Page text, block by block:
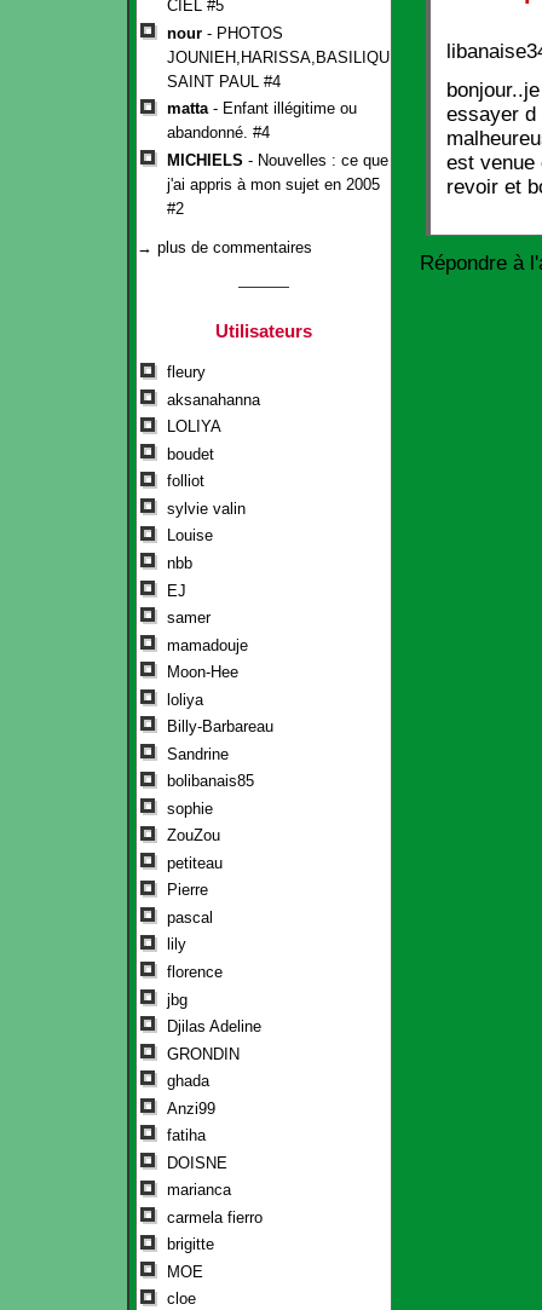
CIEL #5
nour - PHOTOS
JOUNIEH,HARISSA,BASILIQUE
SAINT PAUL #4
matta- Enfant illégitime ou
abandonné. #4
MICHIELS - Nouvelles : ce que
j'ai appris à mon sujet en 2005
#2
→ plus de commentaires
Utilisateurs
fleury
aksanahanna
LOLIYA
boudet
folliot
sylvie valin
Louise
nbb
EJ
samer
mamadouje
Moon-Hee
loliya
Billy-Barbareau
Sandrine
bolibanais85
sophie
ZouZou
petiteau
Pierre
pascal
lily
florence
jbg
Djilas Adeline
GRONDIN
ghada
Anzi99
fatiha
DOISNE
marianca
carmela fierro
brigitte
MOE
cloe
essayer d
est
revoir et
Répondre à